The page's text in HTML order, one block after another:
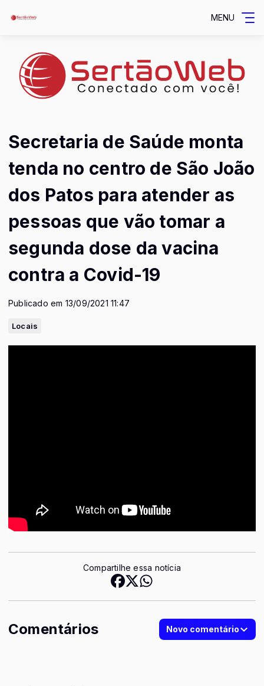
MENU
Secretaria de Saúde monta
tenda no centro de São João
dos Patos para atender as
pessoas que vão tomar a
segunda dose da vacina
contra a Covid-19
Publicado em 13/09/2021 11:47
Locais
Compartilhe essa notícia
Comentários Novo comentário